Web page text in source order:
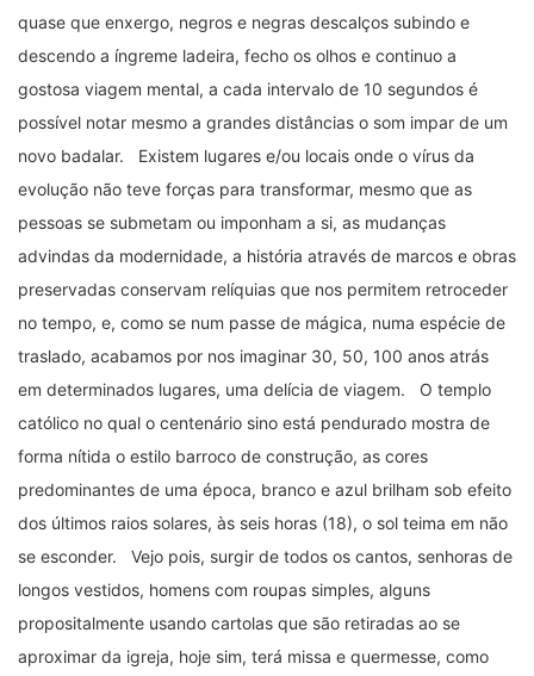
quase que enxergo, negros e negras descalços subindo e
descendo a íngreme ladeira, fecho os olhos e continuo a
gostosa viagem mental, a cada intervalo de 10 segundos é
possível notar mesmo a grandes distâncias o som impar de um
novo badalar. Existem lugares e/ou locais onde o vírus da
evolução não teve forças para transformar, mesmo que as
pessoas se submetam ou imponham a si, as mudanças
advindas da modernidade, a história através de marcos e obras
preservadas conservam relíquias que nos permitem retroceder
no tempo, e, como se num passe de mágica, numa espécie de
traslado, acabamos por nos imaginar 30, 50, 100 anos atrás
em determinados lugares, uma delícia de viagem. O templo
católico no qual o centenário sino está pendurado mostra de
forma nítida o estilo barroco de construção, as cores
predominantes de uma época, branco e azul brilham sob efeito
dos últimos raios solares, às seis horas (18), o sol teima em não
se esconder. Vejo pois, surgir de todos os cantos, senhoras de
longos vestidos, homens com roupas simples, alguns
propositalmente usando cartolas que são retiradas ao se
aproximar da igreja, hoje sim, terá missa e quermesse, como